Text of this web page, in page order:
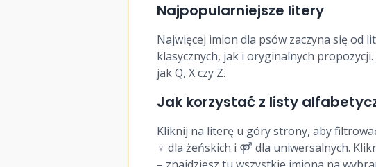
12 ♂Orlando
13 ♂Osbert
14 ♂Osiris
15 ♂Oskar
Najpopularniejsze litery
Najwięcej imion dla psów zaczyna się od
klasycznych, jak i oryginalnych
jak Q, X czy Z.
Jak korzystać z listy
Kliknij na literę u góry strony, aby
♀ dla żeńskich i ⚤ dla uniwersalnych.